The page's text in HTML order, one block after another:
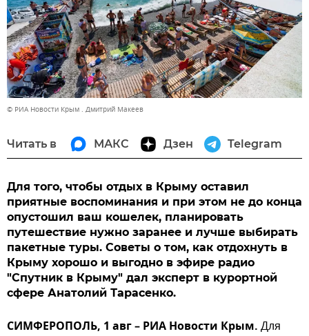
© РИА Новости Крым . Дмитрий Макеев
Читать в МАКС Дзен Telegram
Для того, чтобы отдых в Крыму оставил
приятные воспоминания и при этом не до конца
опустошил ваш кошелек, планировать
путешествие нужно заранее и лучше выбирать
пакетные туры. Советы о том, как отдохнуть в
Крыму хорошо и выгодно в эфире радио
"Спутник в Крыму" дал эксперт в курортной
сфере Анатолий Тарасенко.
СИМФЕРОПОЛЬ, 1 авг – РИА Новости Крым. Для